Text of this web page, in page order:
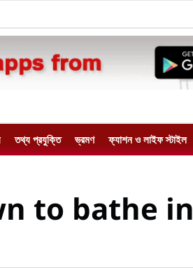
তথ্য প্রযুক্তি ভ্রমণ ফ্যাশন ও লাইফ স্টাইল
to bathe in